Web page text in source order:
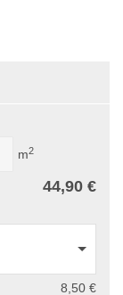
m2
44,90 €
8,50 €